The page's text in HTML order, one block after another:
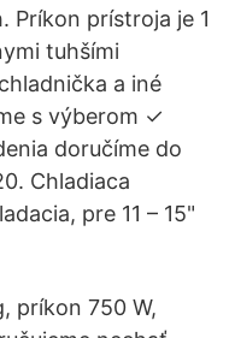
prístroja je 1
tuhšími
a iné
s výberom ✓
doručíme do
Chladiaca
pre 11 – 15"
príkon 750 W,